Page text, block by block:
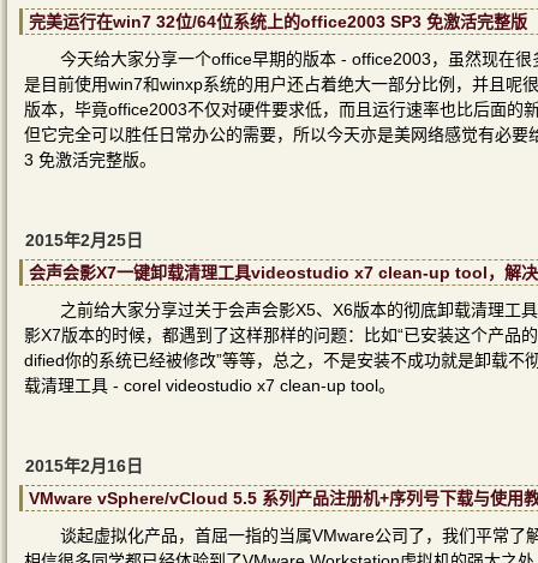
完美运行在win7 32位/64位系统上的office2003 SP3 免激活完整版
今天给大家分享一个office早期的版本 - office2003，虽然现在
是目前使用win7和winxp系统的用户还占着绝大一部分比例，并且
版本，毕竟office2003不仅对硬件要求低，而且运行速率也比后面
但它完全可以胜任日常办公的需要，所以今天亦是美网络感觉有必
3 免激活完整版。
2015年2月25日
会声会影X7一键卸载清理工具videostudio x7 clean-up tool，解决
之前给大家分享过关于会声会影X5、X6版本的彻底卸载清理工
影X7版本的时候，都遇到了这样那样的问题：比如“已安装这个产品
dified你的系统已经被修改”等等，总之，不是安装不成功就是卸载
载清理工具 - corel videostudio x7 clean-up tool。
2015年2月16日
VMware vSphere/vCloud 5.5 系列产品注册机+序列号下载与使用
谈起虚拟化产品，首屈一指的当属VMware公司了，我们平常